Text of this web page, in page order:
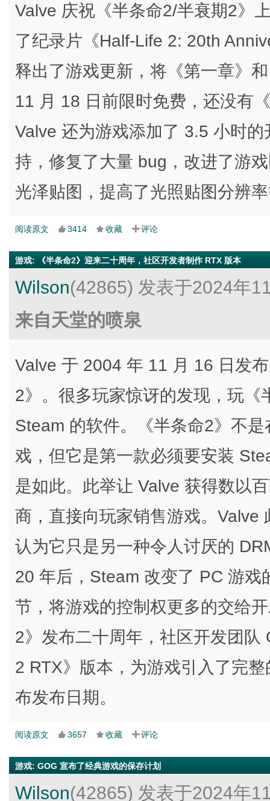
Valve 庆祝《半条命2/半衰期2》
了纪录片《Half-Life 2: 20th
释出了游戏更新，将《第一章》
11 月 18 日前限时免费，还没有
Valve 还为游戏添加了 3.5 小时
持，修复了大量 bug，改进了游
光泽贴图，提高了光照贴图分辨
阅读原文 3414 收藏 评论
游戏: 《半条命2》迎来二十周年，社区开发者制作 RTX 版本
Wilson(42865) 发表于2024年
来自天堂的喷泉
Valve 于 2004 年 11 月 16 日发
2》。很多玩家惊讶的发现，玩
Steam 的软件。《半条命2》不
戏，但它是第一款必须要安装
是如此。此举让 Valve 获得数以
商，直接向玩家销售游戏。Valve
认为它只是另一种令人讨厌的
20 年后，Steam 改变了 PC 游
节，将游戏的控制权更多的交给
2》发布二十周年，社区开发团
2 RTX》版本，为游戏引入了完
布发布日期。
阅读原文 3657 收藏 评论
游戏: GOG 宣布了经典游戏的保存计划
Wilson(42865) 发表于2024年